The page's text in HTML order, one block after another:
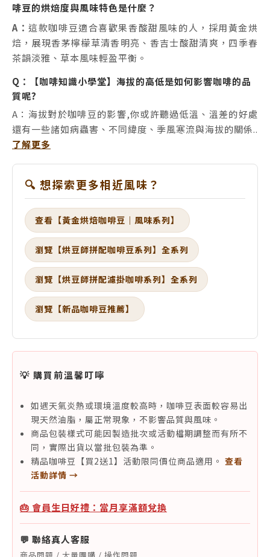
啡豆的烘焙度與風味特色是什麼？
A：這款咖啡豆適合喜歡果香酸甜風味的人，採用黃金烘
焙，展現香茅檸檬草清香明亮、香吉士酸甜清爽，四季春
茶韻淡雅、草本風味輕盈平衡。
Q：【咖啡知識小學堂】海拔的高低是如何影響咖啡的品
質呢?
A：海拔對於咖啡豆的影響,你或許聽過低溫、溫差的好處
還有一些諸如病蟲害、不同緯度、季風寒流與海拔的關係..
了解更多
🔍 想探索更多相近風味？
查看【黃金烘焙咖啡豆｜風味系列】
瀏覽【烘豆師拼配咖啡豆系列】全系列
瀏覽【烘豆師拼配濾掛咖啡系列】全系列
瀏覽【新品咖啡豆推薦】
💡 購買前溫馨叮嚀
如遇天氣炎熱或環境溫度較高時，咖啡豆表面較容易出
現天然油脂，屬正常現象，不影響品質與風味。
商品包裝樣式可能因製造批次或活動檔期調整而有所不
同，實際出貨以當批包裝為準。
精品咖啡豆【買2送1】活動限同價位商品適用。 查看
活動詳情 →
🎂 會員生日好禮：當月享滿額兌換
💬 聯絡真人客服